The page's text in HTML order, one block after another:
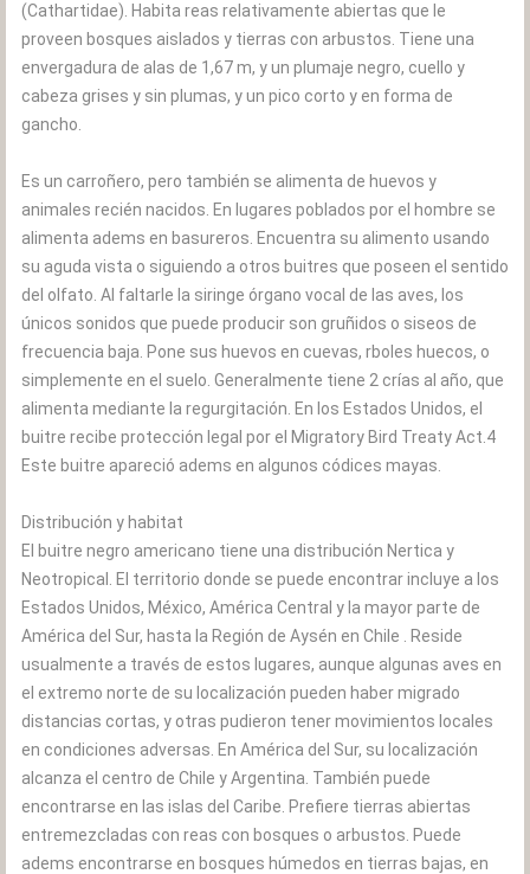
(Cathartidae). Habita reas relativamente abiertas que le
proveen bosques aislados y tierras con arbustos. Tiene una
envergadura de alas de 1,67 m, y un plumaje negro, cuello y
cabeza grises y sin plumas, y un pico corto y en forma de
gancho.
Es un carroñero, pero también se alimenta de huevos y
animales recién nacidos. En lugares poblados por el hombre se
alimenta adems en basureros. Encuentra su alimento usando
su aguda vista o siguiendo a otros buitres que poseen el sentido
del olfato. Al faltarle la siringe órgano vocal de las aves, los
únicos sonidos que puede producir son gruñidos o siseos de
frecuencia baja. Pone sus huevos en cuevas, rboles huecos, o
simplemente en el suelo. Generalmente tiene 2 crías al año, que
alimenta mediante la regurgitación. En los Estados Unidos, el
buitre recibe protección legal por el Migratory Bird Treaty Act.4
Este buitre apareció adems en algunos códices mayas.
Distribución y habitat
El buitre negro americano tiene una distribución Nertica y
Neotropical. El territorio donde se puede encontrar incluye a los
Estados Unidos, México, América Central y la mayor parte de
América del Sur, hasta la Región de Aysén en Chile . Reside
usualmente a través de estos lugares, aunque algunas aves en
el extremo norte de su localización pueden haber migrado
distancias cortas, y otras pudieron tener movimientos locales
en condiciones adversas. En América del Sur, su localización
alcanza el centro de Chile y Argentina. También puede
encontrarse en las islas del Caribe. Prefiere tierras abiertas
entremezcladas con reas con bosques o arbustos. Puede
adems encontrarse en bosques húmedos en tierras bajas, en